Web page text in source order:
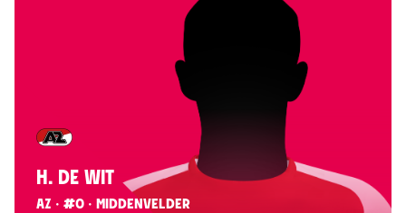
H. DE WIT
AZ · #0 · MIDDENVELDER